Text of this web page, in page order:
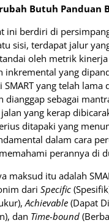
Butuh Panduan
ini berdiri di
sisi, terdapat jalur
oleh metrik
inkremental yang
SMART yang telah lama
dianggap sebagai
yang kerap
ditapaki yang
dalam cara
perannya di
maksud itu adalah
dari Specific
Achievable (Dapat
dan Time-bound